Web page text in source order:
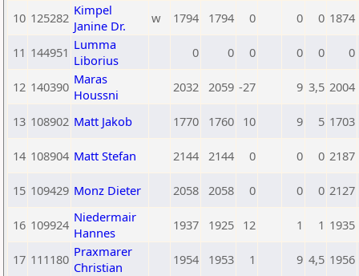
10 125282 Kimpel
Janine Dr.
w 1794 1794 0 0 0 1874
11 144951 Lumma
Liborius
0 0 0 0 0 0
12 140390 Maras
Houssni
2032 2059 -27 9 3,5 2004
13 108902 Matt Jakob 1770 1760 10 9 5 1703
14 108904 Matt Stefan 2144 2144 0 0 0 2187
15 109429 Monz Dieter 2058 2058 0 0 0 2127
16 109924 Niedermair
Hannes
1937 1925 12 1 1 1935
17 111180 Praxmarer
Christian
1954 1953 1 9 4,5 1956